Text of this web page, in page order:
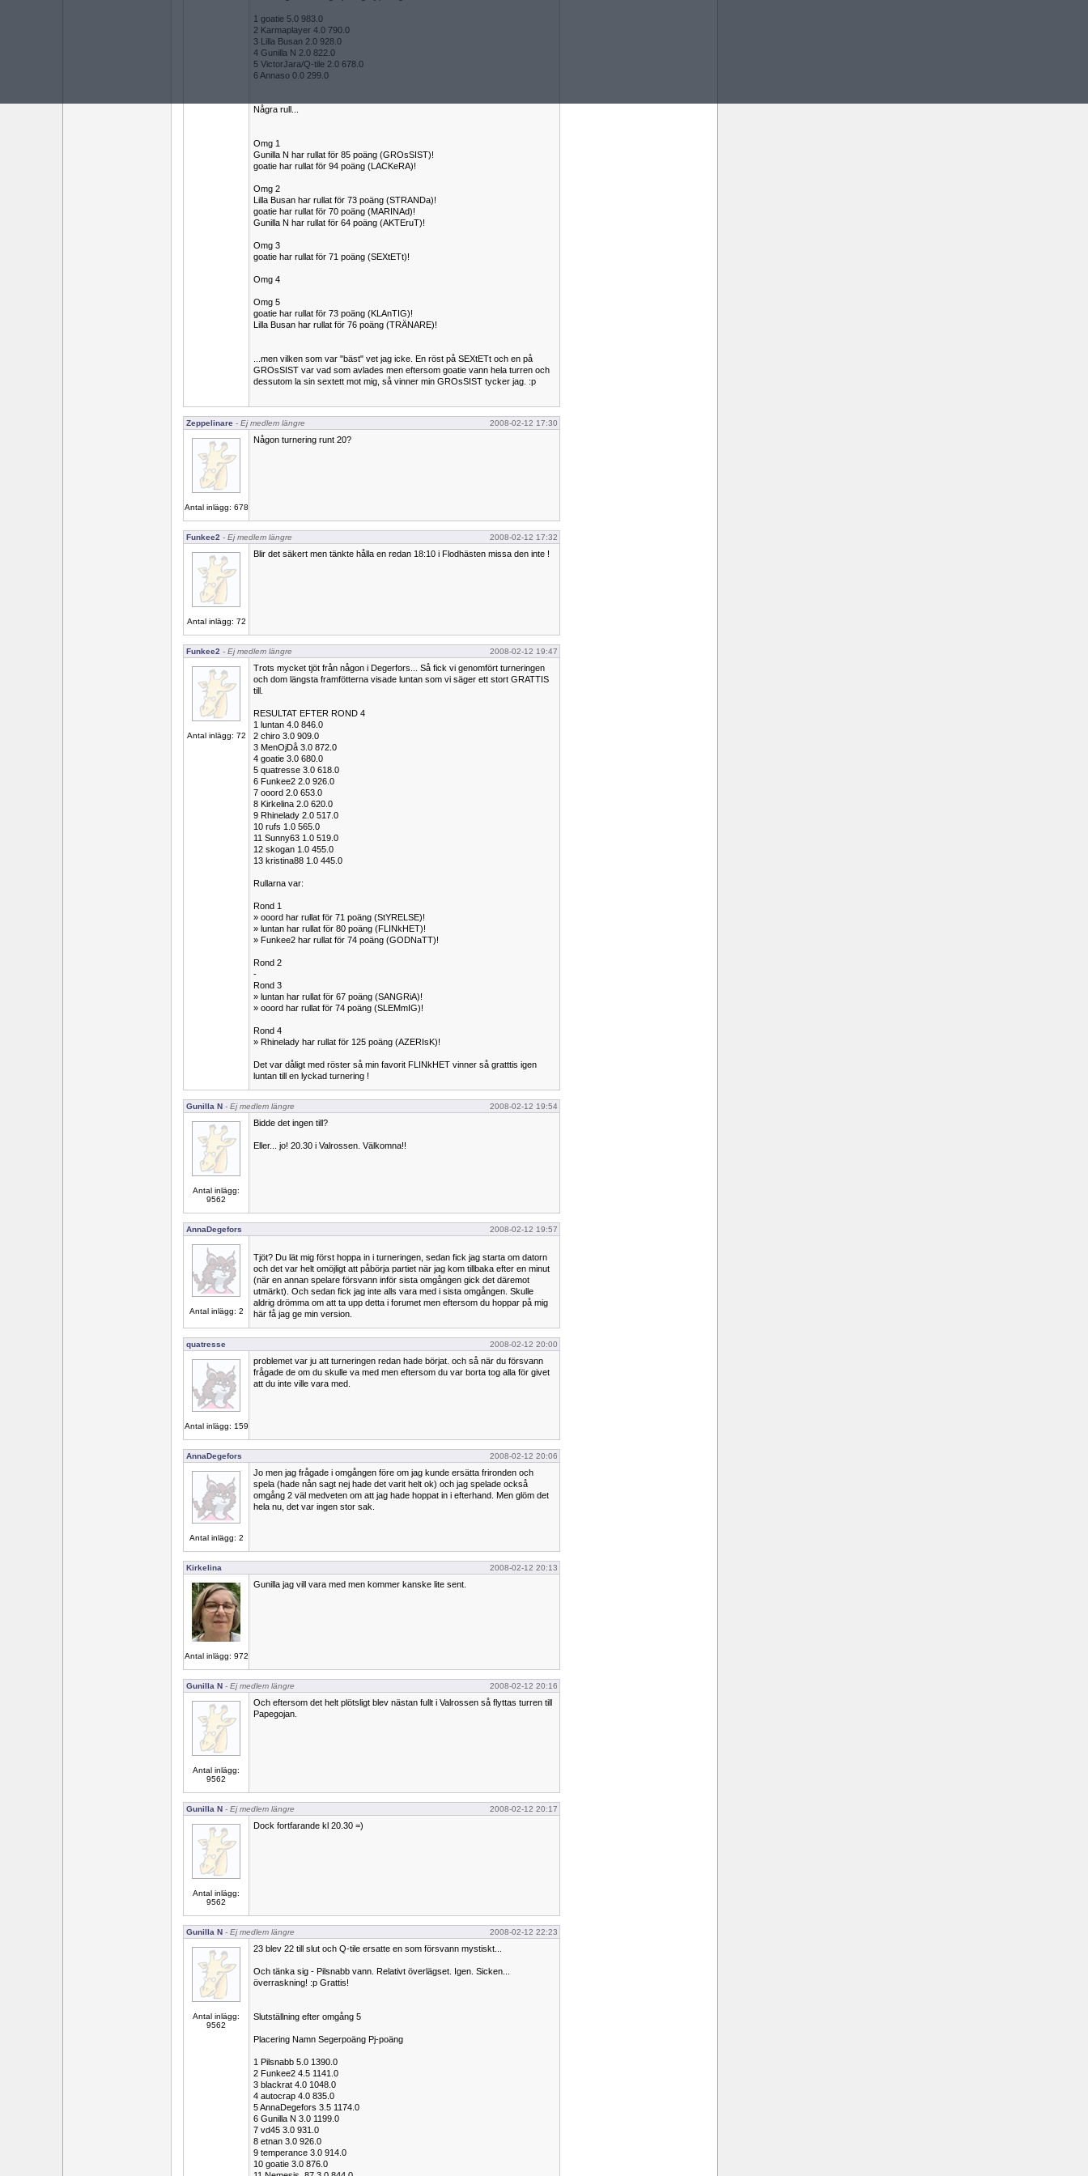
1 goatie 5.0 983.0
2 Karmaplayer 4.0 790.0
3 Lilla Busan 2.0 928.0
4 Gunilla N 2.0 822.0
5 VictorJara/Q-tile 2.0 678.0
6 Annaso 0.0 299.0
Några rull...
Omg 1
Gunilla N har rullat för 85 poäng (GROsSIST)!
goatie har rullat för 94 poäng (LACKeRA)!
Omg 2
Lilla Busan har rullat för 73 poäng (STRANDa)!
goatie har rullat för 70 poäng (MARINAd)!
Gunilla N har rullat för 64 poäng (AKTEruT)!
Omg 3
goatie har rullat för 71 poäng (SEXtETt)!
Omg 4
Omg 5
goatie har rullat för 73 poäng (KLAnTIG)!
Lilla Busan har rullat för 76 poäng (TRÄNARE)!
...men vilken som var "bäst" vet jag icke. En röst på SEXtETt och en på
GROsSIST var vad som avlades men eftersom goatie vann hela turren och
dessutom la sin sextett mot mig, så vinner min GROsSIST tycker jag. :p
Zeppelinare - Ej medlem längre 2008-02-12 17:30
Antal inlägg: 678
Någon turnering runt 20?
Funkee2 - Ej medlem längre 2008-02-12 17:32
Antal inlägg: 72
Blir det säkert men tänkte hålla en redan 18:10 i Flodhästen missa den inte !
Funkee2 - Ej medlem längre 2008-02-12 19:47
Antal inlägg: 72
Trots mycket tjöt från någon i Degerfors... Så fick vi genomfört turneringen
och dom längsta framfötterna visade luntan som vi säger ett stort GRATTIS
till.
RESULTAT EFTER ROND 4
1 luntan 4.0 846.0
2 chiro 3.0 909.0
3 MenOjDå 3.0 872.0
4 goatie 3.0 680.0
5 quatresse 3.0 618.0
6 Funkee2 2.0 926.0
7 ooord 2.0 653.0
8 Kirkelina 2.0 620.0
9 Rhinelady 2.0 517.0
10 rufs 1.0 565.0
11 Sunny63 1.0 519.0
12 skogan 1.0 455.0
13 kristina88 1.0 445.0
Rullarna var:
Rond 1
» ooord har rullat för 71 poäng (StYRELSE)!
» luntan har rullat för 80 poäng (FLINkHET)!
» Funkee2 har rullat för 74 poäng (GODNaTT)!
Rond 2
-
Rond 3
» luntan har rullat för 67 poäng (SANGRiA)!
» ooord har rullat för 74 poäng (SLEMmIG)!
Rond 4
» Rhinelady har rullat för 125 poäng (AZERIsK)!
Det var dåligt med röster så min favorit FLINkHET vinner så gratttis igen
luntan till en lyckad turnering !
Gunilla N - Ej medlem längre 2008-02-12 19:54
Antal inlägg:
9562
Bidde det ingen till?
Eller... jo! 20.30 i Valrossen. Välkomna!!
AnnaDegefors 2008-02-12 19:57
Antal inlägg: 2
Tjöt? Du lät mig först hoppa in i turneringen, sedan fick jag starta om datorn
och det var helt omöjligt att påbörja partiet när jag kom tillbaka efter en minut
(när en annan spelare försvann inför sista omgången gick det däremot
utmärkt). Och sedan fick jag inte alls vara med i sista omgången. Skulle
aldrig drömma om att ta upp detta i forumet men eftersom du hoppar på mig
här få jag ge min version.
quatresse 2008-02-12 20:00
Antal inlägg: 159
problemet var ju att turneringen redan hade börjat. och så när du försvann
frågade de om du skulle va med men eftersom du var borta tog alla för givet
att du inte ville vara med.
AnnaDegefors 2008-02-12 20:06
Antal inlägg: 2
Jo men jag frågade i omgången före om jag kunde ersätta frironden och
spela (hade nån sagt nej hade det varit helt ok) och jag spelade också
omgång 2 väl medveten om att jag hade hoppat in i efterhand. Men glöm det
hela nu, det var ingen stor sak.
Kirkelina 2008-02-12 20:13
Antal inlägg: 972
Gunilla jag vill vara med men kommer kanske lite sent.
Gunilla N - Ej medlem längre 2008-02-12 20:16
Antal inlägg:
9562
Och eftersom det helt plötsligt blev nästan fullt i Valrossen så flyttas turren till
Papegojan.
Gunilla N - Ej medlem längre 2008-02-12 20:17
Antal inlägg:
9562
Dock fortfarande kl 20.30 =)
Gunilla N - Ej medlem längre 2008-02-12 22:23
Antal inlägg:
9562
23 blev 22 till slut och Q-tile ersatte en som försvann mystiskt...
Och tänka sig - Pilsnabb vann. Relativt överlägset. Igen. Sicken...
överraskning! :p Grattis!
Slutställning efter omgång 5
Placering Namn Segerpoäng Pj-poäng
1 Pilsnabb 5.0 1390.0
2 Funkee2 4.5 1141.0
3 blackrat 4.0 1048.0
4 autocrap 4.0 835.0
5 AnnaDegefors 3.5 1174.0
6 Gunilla N 3.0 1199.0
7 vd45 3.0 931.0
8 etnan 3.0 926.0
9 temperance 3.0 914.0
10 goatie 3.0 876.0